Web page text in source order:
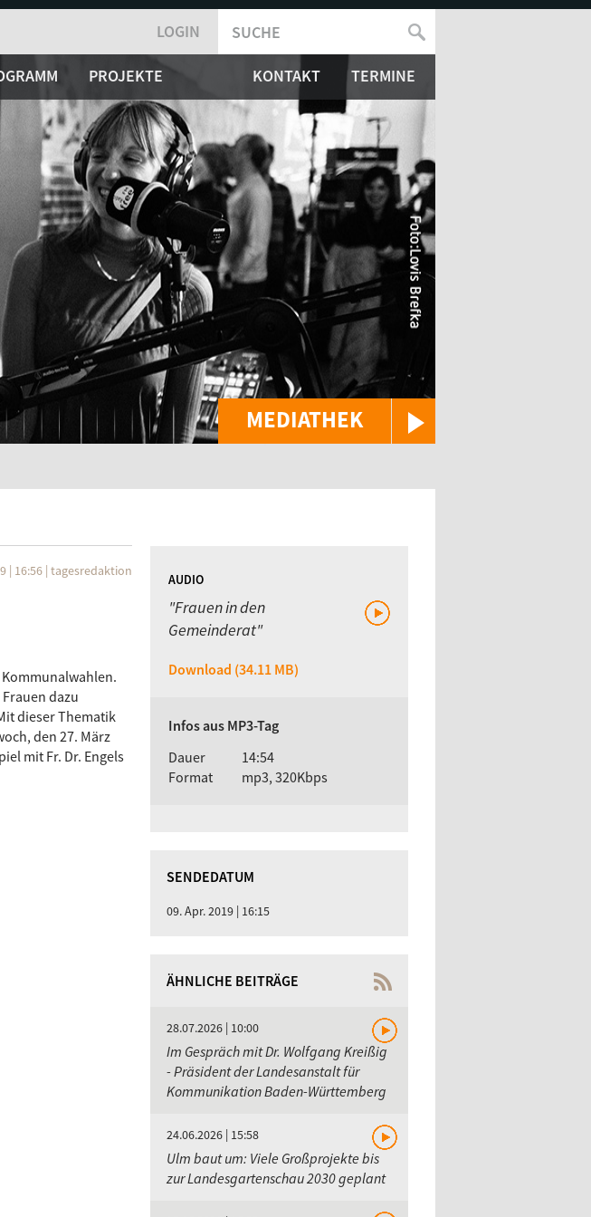
MEDIATHEK
LOGIN
SUCHFORMULAR
SUCHE
PROJEKTE KONTAKT TERMINE
| 16:56 | tagesredaktion
dazu
dieser Thematik
den 27. März
mit Fr. Dr. Engels
AUDIO
"Frauen in den
Gemeinderat"
Download (34.11 MB)
Infos aus MP3-Tag
Dauer
14:54
Format
mp3, 320Kbps
SENDEDATUM
09. Apr. 2019 | 16:15
ÄHNLICHE BEITRÄGE
28.07.2026 | 10:00
Im Gespräch mit Dr. Wolfgang Kreißig
- Präsident der Landesanstalt für
Kommunikation Baden-Württemberg
24.06.2026 | 15:58
Ulm baut um: Viele Großprojekte bis
zur Landesgartenschau 2030 geplant